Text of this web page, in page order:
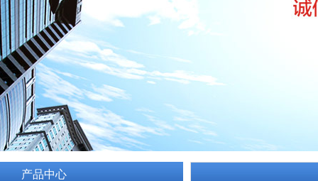
产品中心